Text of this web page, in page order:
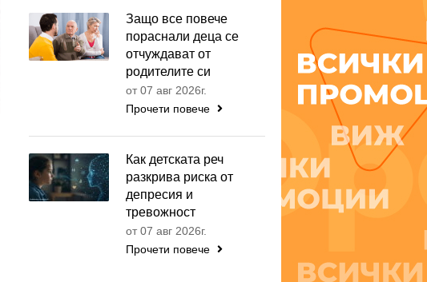
Защо все повече
пораснали деца се
отчуждават от
родителите си
от 07 авг 2026г.
Прочети повече
Как детската реч
разкрива риска от
депресия и
тревожност
от 07 авг 2026г.
Прочети повече